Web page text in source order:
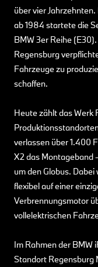
über vier
ab 1984 startete die
BMW 3er Reihe
Regensburg
Fahrzeuge zu
schaffen.
Heute zählt das Werk
verlassen über 1.400
X2 das Montageband
um den Globus.
flexibel auf einer
Verbrennungsmotor
vollelektrischen
Im Rahmen der BMW
Standort Regensburg